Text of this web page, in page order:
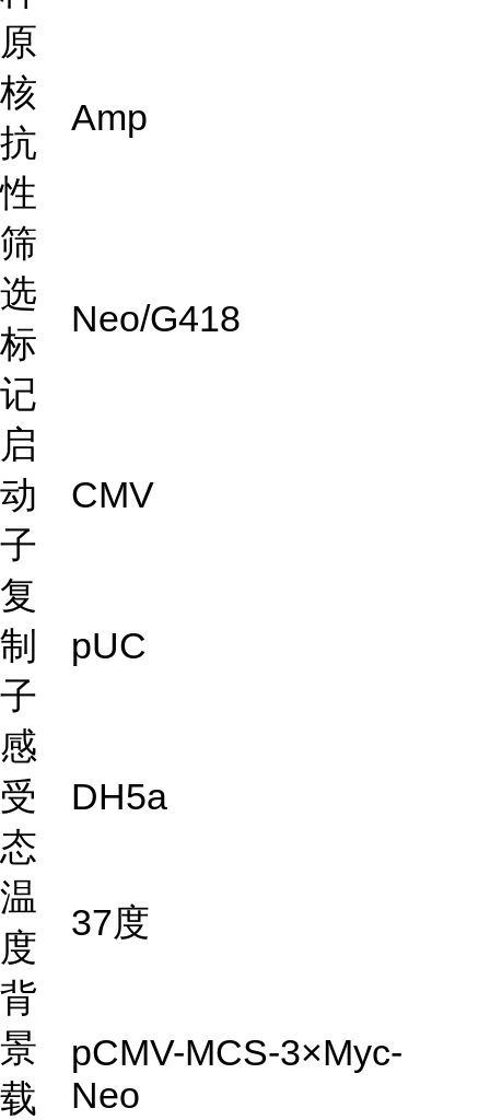
原
核
抗
性
Amp
筛
选
标
记
Neo/G418
启
动
子
CMV
复
制
子
pUC
感
受
态
DH5a
温
度
37度
背
景
载
pCMV-MCS-3×Myc-
Neo